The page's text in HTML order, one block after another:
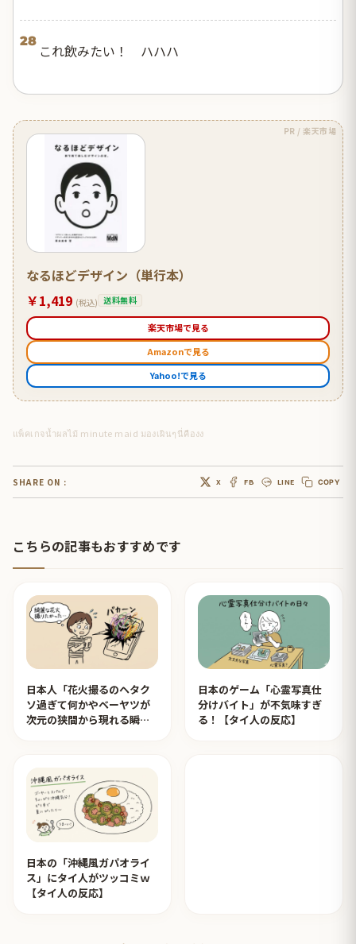
28
これ飲みたい！ ハハハ
PR / 楽天市場
なるほどデザイン（単行本）
￥1,419 (税込) 送料無料
楽天市場で見る
Amazonで見る
Yahoo!で見る
แพ็คเกจน้ำผลไม้ minute maid มองเผินๆนี่คืองง
SHARE ON : X FB LINE COPY
こちらの記事もおすすめです
日本人「花火撮るのヘタク
ソ過ぎて何かやベーヤツが
次元の狭間から現れる瞬間
日本のゲーム「心霊写真仕
分けバイト」が不気味すぎ
る！【タイ人の反応】
日本の「沖縄風ガパオライ
ス」にタイ人がツッコミｗ
【タイ人の反応】